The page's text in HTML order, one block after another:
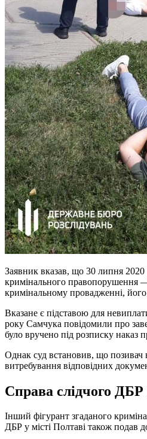
Заявник вказав, що 30 липня
кримінального правопорушення
кримінальному провадженні, його
Вказане є підставою для
року Самчука повідомили про
було вручено під розписку наказ
Однак суд встановив, що позивач
витребування відповідних
Справа слідчого
Інший фігурант згаданого
ДБР у місті Полтаві також подав